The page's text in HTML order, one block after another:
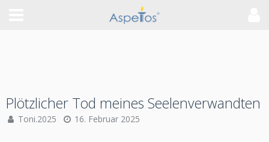
Plötzlicher Tod meines Seelenverwandten
Toni.2025 16. Februar 2025